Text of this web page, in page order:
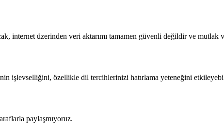
internet üzerinden veri aktarımı tamamen güvenli değildir ve mutlak
işlevselliğini, özellikle dil tercihlerinizi hatırlama yeteneğini
paylaşmıyoruz.